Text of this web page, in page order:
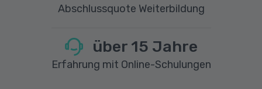
Abschlussquote Weiterbildung
über 15 Jahre
Erfahrung mit Online-Schulungen